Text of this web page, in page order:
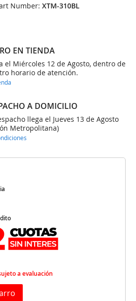
Number:XTM-310BL
EN TIENDA
el Miércoles 12 de Agosto, dentro de
horario de atención.
A DOMICILIO
llega el Jueves 13 de Agosto
Metropolitana)
a evaluación